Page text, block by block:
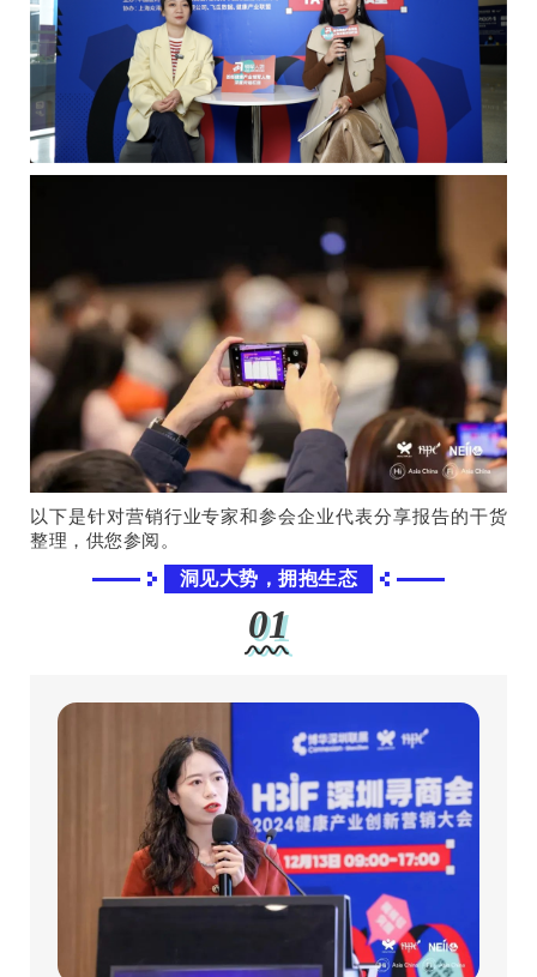
以下是针对营销行业专家和参会企业代表分享报告的干货
整理，供您参阅。
洞见大势，拥抱生态
01